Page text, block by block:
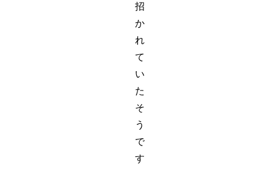
招
か
れ
て
い
た
そ
う
で
す